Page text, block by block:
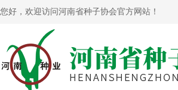
您好，欢迎访问河南省种子协会官方网站！